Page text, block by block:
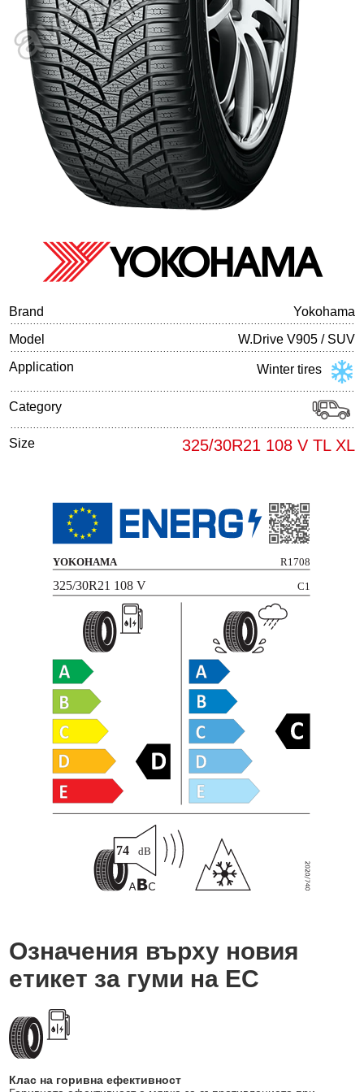
Tire balancing
Brand
Yokohama
Model
W.Drive V905 / SUV
Application
Winter tires
Category
Size 325/30R21 108 V TL XL
Означения върху новия
етикет за гуми на ЕС
Клас на горивна ефективност